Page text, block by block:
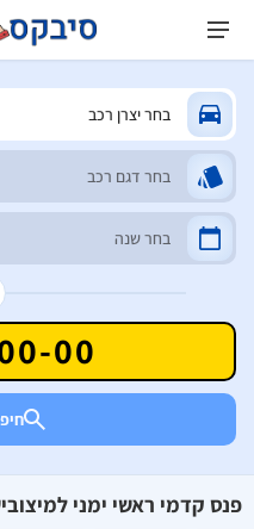
פנס קדמי ראשי ימני למיצובישי פאג'רו